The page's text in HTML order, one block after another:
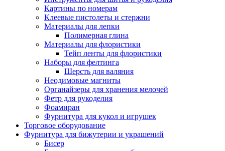
Картины по номерам
Клеевые пистолеты и стержни
Материалы для лепки
Полимерная глина
Материалы для флористики
Тейп ленты для флористики
Наборы для фелтинга
Шерсть для валяния
Неодимовые магниты
Органайзеры для хранения мелочей
Фетр для рукоделия
Фоамиран
Фурнитура для кукол и игрушек
Торговое оборудование
Фурнитура для бижутерии и украшений
Бисер